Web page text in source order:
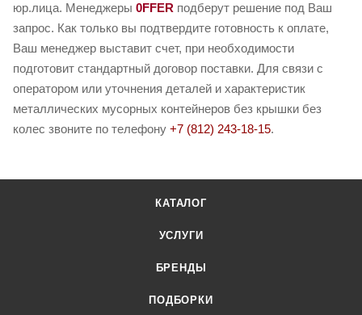
юр.лица. Менеджеры 0FFER подберут решение под Ваш
запрос. Как только вы подтвердите готовность к оплате,
Ваш менеджер выставит счет, при необходимости
подготовит стандартный договор поставки. Для связи с
оператором или уточнения деталей и характеристик
металлических мусорных контейнеров без крышки без
колес звоните по телефону +7 (812) 243-18-15.
КАТАЛОГ
УСЛУГИ
БРЕНДЫ
ПОДБОРКИ